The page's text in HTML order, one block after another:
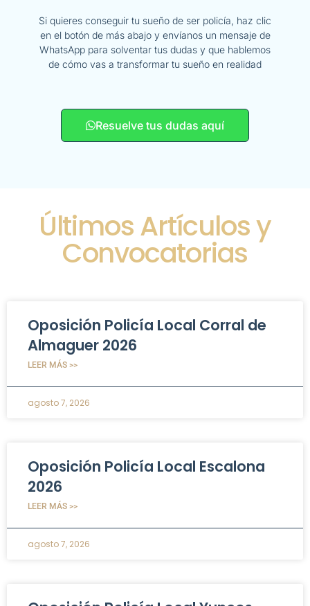
Si quieres conseguir tu sueño de ser policía, haz clic
en el botón de más abajo y envíanos un mensaje de
WhatsApp para solventar tus dudas y que hablemos
de cómo vas a transformar tu sueño en realidad
Resuelve tus dudas aquí
Últimos Artículos y
Convocatorias
Oposición Policía Local Corral de
Almaguer 2026
LEER MÁS >>
agosto 7, 2026
Oposición Policía Local Escalona
2026
LEER MÁS >>
agosto 7, 2026